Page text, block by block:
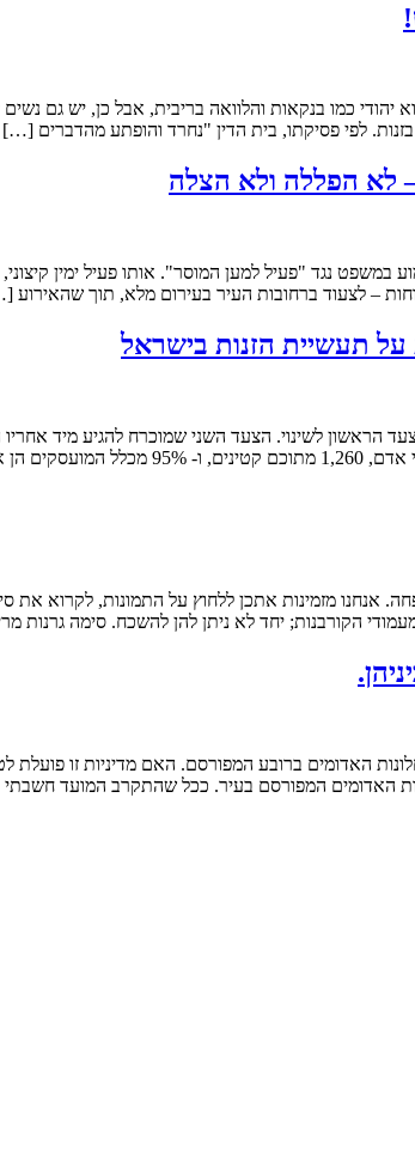
כמו בנקאות והלוואה בריבית, אבל כן, יש גם
לפי פסיקתו, בית הדין "נחרד והופתע מהדברים […]
– לא הפללה ולא הצלה
במשפט נגד "פעיל למען המוסר". אותו פעיל ימין
– לצעוד ברחובות העיר בעירום מלא, תוך שהאירוע
תעשיית הזנות בישראל
הראשון לשינוי. הצעד השני שמוכרח להגיע מיד
גרוש, בן משפחה. אנחנו מזמינות אתכן ללחוץ על
הקורבנות; יחד לא ניתן להן להשכח. סימה גרנות
האדומים ברובע המפורסם. האם מדיניות זו
האדומים המפורסם בעיר. ככל שהתקרב המועד